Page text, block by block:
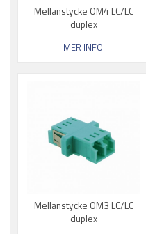
Mellanstycke OM4 LC/LC
duplex
MER INFO
Mellanstycke OM3 LC/LC
duplex